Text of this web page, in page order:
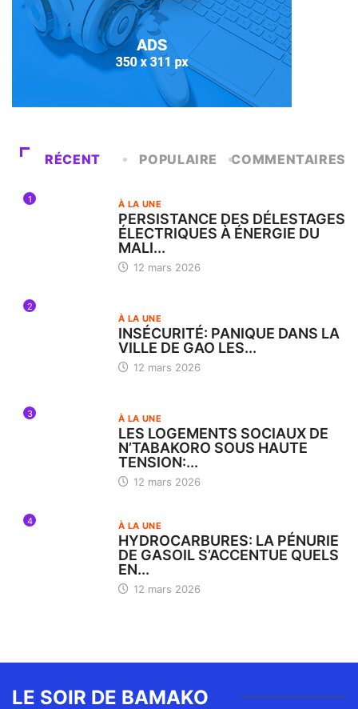
RÉCENT POPULAIRE COMMENTAIRES
1 À LA UNE
PERSISTANCE DES DÉLESTAGES
ÉLECTRIQUES À ÉNERGIE DU
MALI...
12 mars 2026
2
À LA UNE
INSÉCURITÉ: PANIQUE DANS LA
VILLE DE GAO LES...
12 mars 2026
3 À LA UNE
LES LOGEMENTS SOCIAUX DE
N’TABAKORO SOUS HAUTE
TENSION:...
12 mars 2026
4 À LA UNE
HYDROCARBURES: LA PÉNURIE
DE GASOIL S’ACCENTUE QUELS
EN...
12 mars 2026
LE SOIR DE BAMAKO